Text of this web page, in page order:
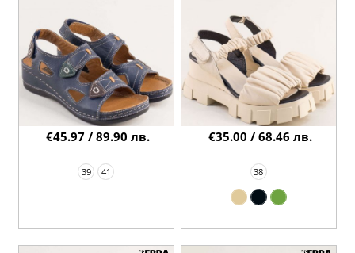
39 41
€45.97 / 89.90 лв.
38
€35.00 / 68.46 лв.